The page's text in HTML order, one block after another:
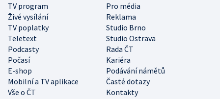
TV program
Pro média
Živé vysílání
Reklama
TV poplatky
Studio Brno
Teletext
Studio Ostrava
Podcasty
Rada ČT
Počasí
Kariéra
E-shop
Podávání námětů
Mobilní a TV aplikace
Časté dotazy
Vše o ČT
Kontakty